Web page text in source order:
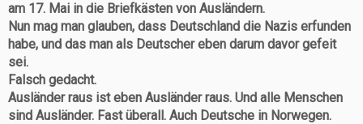
am 17. Mai in die Briefkästen von Ausländern.
Nun mag man glauben, dass Deutschland die Nazis erfunden
habe, und das man als Deutscher eben darum davor gefeit
sei.
Falsch gedacht.
Ausländer raus ist eben Ausländer raus. Und alle Menschen
sind Ausländer. Fast überall. Auch Deutsche in Norwegen.